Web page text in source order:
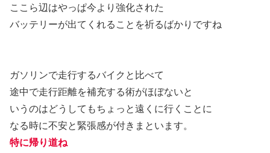
ここら辺はやっぱ今より強化された
バッテリーが出てくれることを祈るばかりですね
ガソリンで走行するバイクと比べて
途中で走行距離を補充する術がほぼないと
いうのはどうしてもちょっと遠くに行くことに
なる時に不安と緊張感が付きまといます。
特に帰り道ね